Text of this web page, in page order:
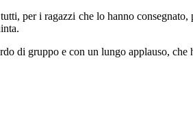
per i ragazzi che lo hanno
di gruppo e con un lungo applauso,